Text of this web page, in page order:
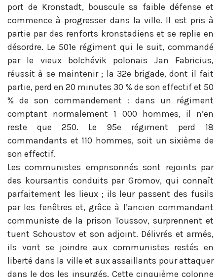
port de Kronstadt, bouscule sa faible défense et
commence à progresser dans la ville. Il est pris à
partie par des renforts kronstadiens et se replie en
désordre. Le 501e régiment qui le suit, commandé
par le vieux bolchévik polonais Jan Fabricius,
réussit à se maintenir ; la 32e brigade, dont il fait
partie, perd en 20 minutes 30 % de son effectif et 50
% de son commandement : dans un régiment
comptant normalement 1 000 hommes, il n’en
reste que 250. Le 95e régiment perd 18
commandants et 110 hommes, soit un sixième de
son effectif.
Les communistes emprisonnés sont rejoints par
des koursantis conduits par Gromov, qui connaît
parfaitement les lieux ; ils leur passent des fusils
par les fenêtres et, grâce à l’ancien commandant
communiste de la prison Toussov, surprennent et
tuent Schoustov et son adjoint. Délivrés et armés,
ils vont se joindre aux communistes restés en
liberté dans la ville et aux assaillants pour attaquer
dans le dos les insurgés. Cette cinquième colonne